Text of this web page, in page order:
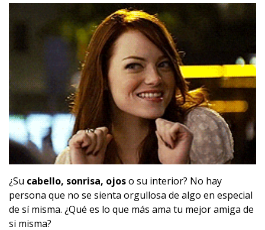
¿Su cabello, sonrisa, ojoso su interior? No hay
persona que no se sienta orgullosa de algo en especial
de sí misma. ¿Qué es lo que más ama tu mejor amiga de
si misma?